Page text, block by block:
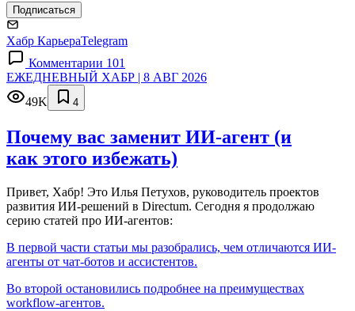
Подписаться
Хабр КарьераTelegram
Комментарии 101
ЕЖЕДНЕВНЫЙ ХАБР | 8 АВГ 2026
49K
4
Почему вас заменит ИИ‑агент (и
как этого избежать)
Привет, Хабр! Это Илья Петухов, руководитель проектов
развития ИИ-решений в Directum. Сегодня я продолжаю
серию статей про ИИ-агентов:
В первой части статьи мы разобрались, чем отличаются ИИ-
агенты от чат-ботов и ассистентов.
Во второй остановились подробнее на преимуществах
workflow-агентов.